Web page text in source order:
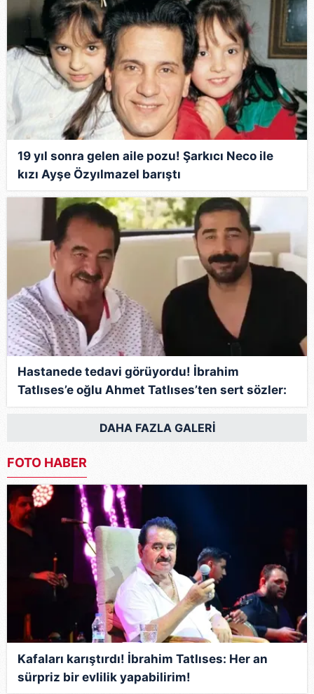
19 yıl sonra gelen aile pozu! Şarkıcı Neco ile
kızı Ayşe Özyılmazel barıştı
Hastanede tedavi görüyordu! İbrahim
Tatlıses’e oğlu Ahmet Tatlıses’ten sert sözler:
Düşenin dostu bir yere kadar!
DAHA FAZLA GALERİ
FOTO HABER
Kafaları karıştırdı! İbrahim Tatlıses: Her an
sürpriz bir evlilik yapabilirim!